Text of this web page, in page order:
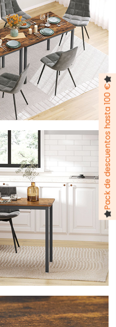
Pack de descuentos hasta 100 €